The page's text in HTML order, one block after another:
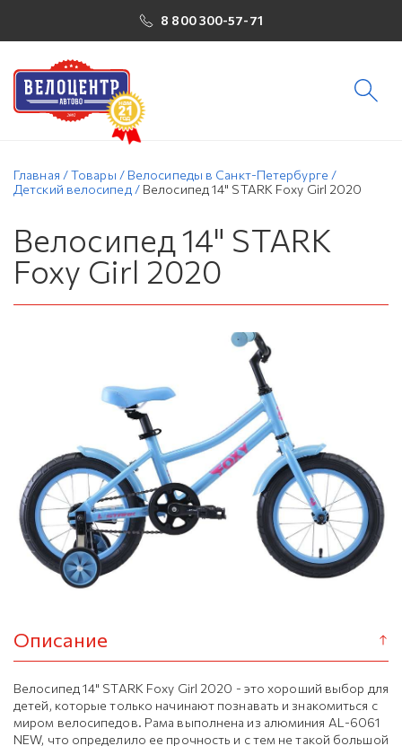
8 800 300-57-71
Главная /Товары / Велосипеды в Санкт-Петербурге /
Детский велосипед / Велосипед 14" STARK Foxy Girl 2020
Велосипед 14" STARK
Foxy Girl 2020
Описание
Велосипед 14" STARK Foxy Girl 2020 - это хороший выбор для
детей, которые только начинают познавать и знакомиться с
миром велосипедов. Рама выполнена из алюминия AL-6061
NEW, что определило ее прочность и с тем не такой большой